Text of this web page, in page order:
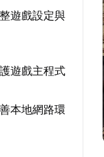
遊戲設定與
遊戲主程式
本地網路環